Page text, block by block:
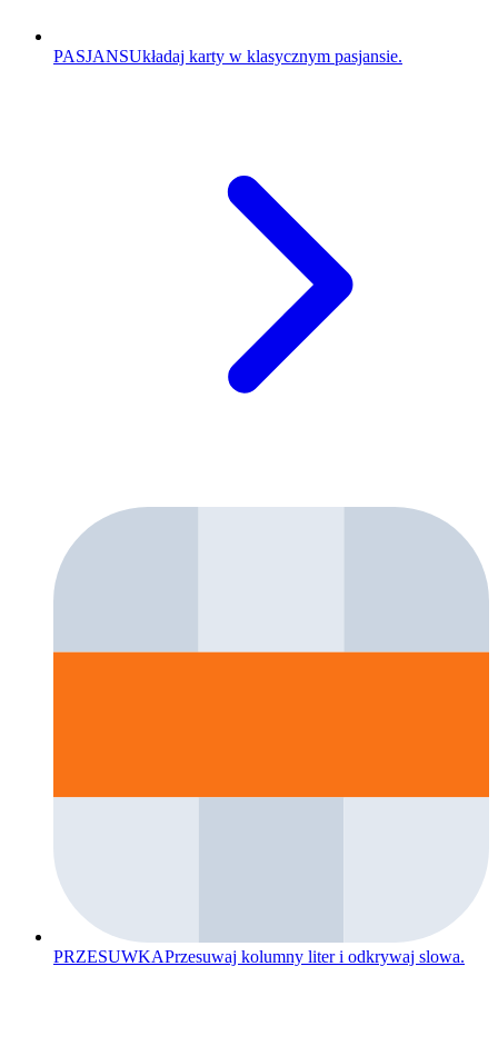
PASJANSUkładaj karty w klasycznym pasjansie.
PRZESUWKAPrzesuwaj kolumny liter i odkrywaj slowa.